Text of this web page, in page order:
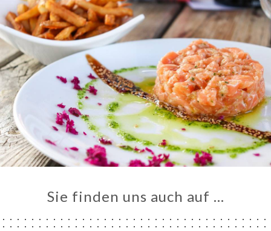
Sie finden uns auch auf …